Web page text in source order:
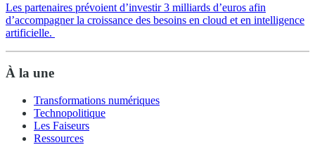
Les partenaires prévoient d’investir 3 milliards d’euros afin
d’accompagner la croissance des besoins en cloud et en intelligence
artificielle.
À la une
Transformations numériques
Technopolitique
Les Faiseurs
Ressources